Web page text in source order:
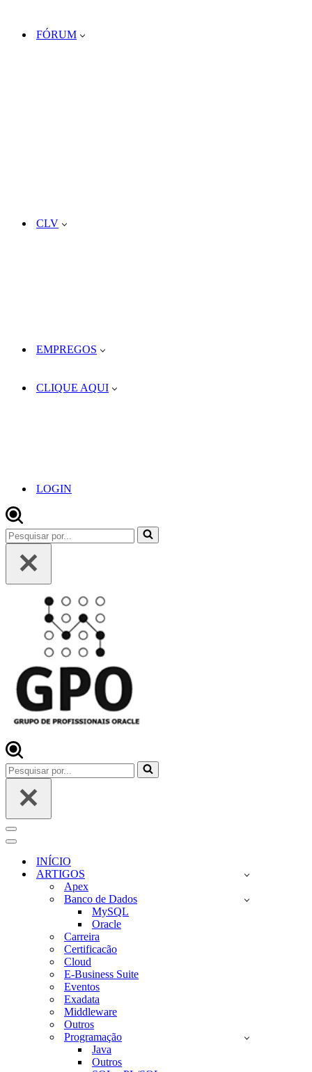
FÓRUM
CLV
EMPREGOS
CLIQUE AQUI
LOGIN
Pesquisar
por...
Pesquisar
por...
Menu
de
navegação
Menu
navegaçãoINÍCIO
ARTIGOS
Apex
Banco de Dados
MySQL
Oracle
Carreira
Certificacão
Cloud
E-Business Suite
Eventos
Exadata
Middleware
Outros
Programação
Java
Outros